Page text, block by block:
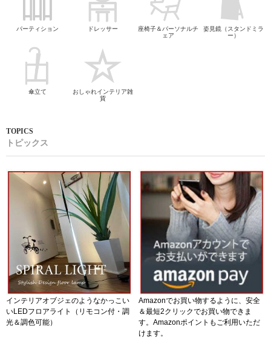
パーティション ドレッサー
座椅子＆パーソナルチ
ェア
姿見鏡（スタンドミラ
ー）
傘立て
おしゃれインテリア雑
貨
トピックス
インテリアオブジェのようなかっこい
いLEDフロアライト（リモコン付・調
光＆調色可能）
Amazonでお買い物するように、安全
＆最短2クリックでお買い物できま
す。Amazonポイントもご利用いただ
けます。